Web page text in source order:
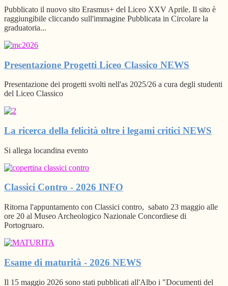
Pubblicato il nuovo sito Erasmus+ del Liceo XXV Aprile. Il sito è
raggiungibile cliccando sull'immagine Pubblicata in Circolare la
graduatoria...
Presentazione Progetti Liceo Classico NEWS
Presentazione dei progetti svolti nell'as 2025/26 a cura degli studenti
del Liceo Classico
La ricerca della felicità oltre i legami critici NEWS
Si allega locandina evento
Classici Contro - 2026 INFO
Ritorna l'appuntamento con Classici contro, sabato 23 maggio alle
ore 20 al Museo Archeologico Nazionale Concordiese di
Portogruaro.
Esame di maturità - 2026 NEWS
Il 15 maggio 2026 sono stati pubblicati all'Albo i "Documenti del